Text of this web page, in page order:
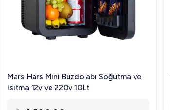
Mars Hars Mini Buzdolabı Soğutma ve
Isıtma 12v ve 220v 10Lt